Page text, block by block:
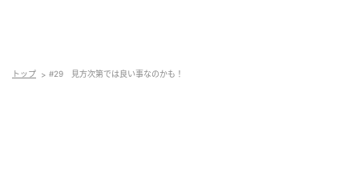
トップ #29 見方次第では良い事なのかも！